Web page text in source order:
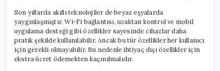
Son yıllarda akıllı teknolojiler de beyaz eşyalarda
yaygınlaşmıştır. Wi-Fi bağlantısı, uzaktan kontrol ve mobil
uygulama desteği gibi özellikler sayesinde cihazlar daha
pratik şekilde kullanılabilir. Ancak bu tür özellikler her kullanıcı
için gerekli olmayabilir. Bu nedenle ihtiyaç dışı özellikler için
ekstra ücret ödemekten kaçınılmalıdır.